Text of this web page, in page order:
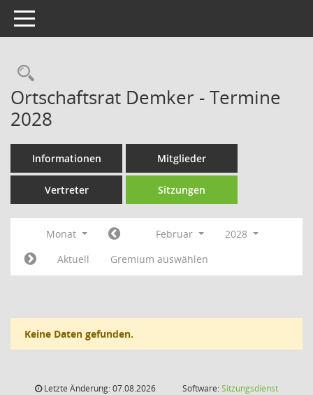
Toggle navigation
Rechercheauswahl
Ortschaftsrat Demker - Termine
2028
Informationen Mitglieder
Vertreter Sitzungen
Monat Februar
2028
Aktuell
Gremium auswählen
Keine Daten gefunden.
Letzte Änderung: 07.08.2026
Software:Sitzungsdienst